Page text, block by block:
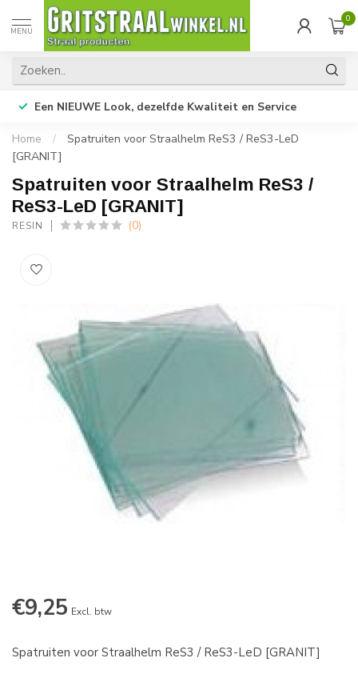
MENU
0
Een NIEUWE Look, dezelfde Kwaliteit en Service
Home /
Spatruiten voor Straalhelm ReS3 / ReS3-LeD
[GRANIT]
Spatruiten voor Straalhelm ReS3 /
ReS3-LeD [GRANIT]
RESIN (0)
€9,25 Excl. btw
Spatruiten voor Straalhelm ReS3 / ReS3-LeD [GRANIT]